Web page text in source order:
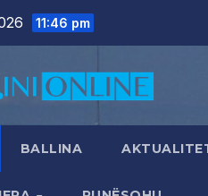
11:46 pm
BALLINA